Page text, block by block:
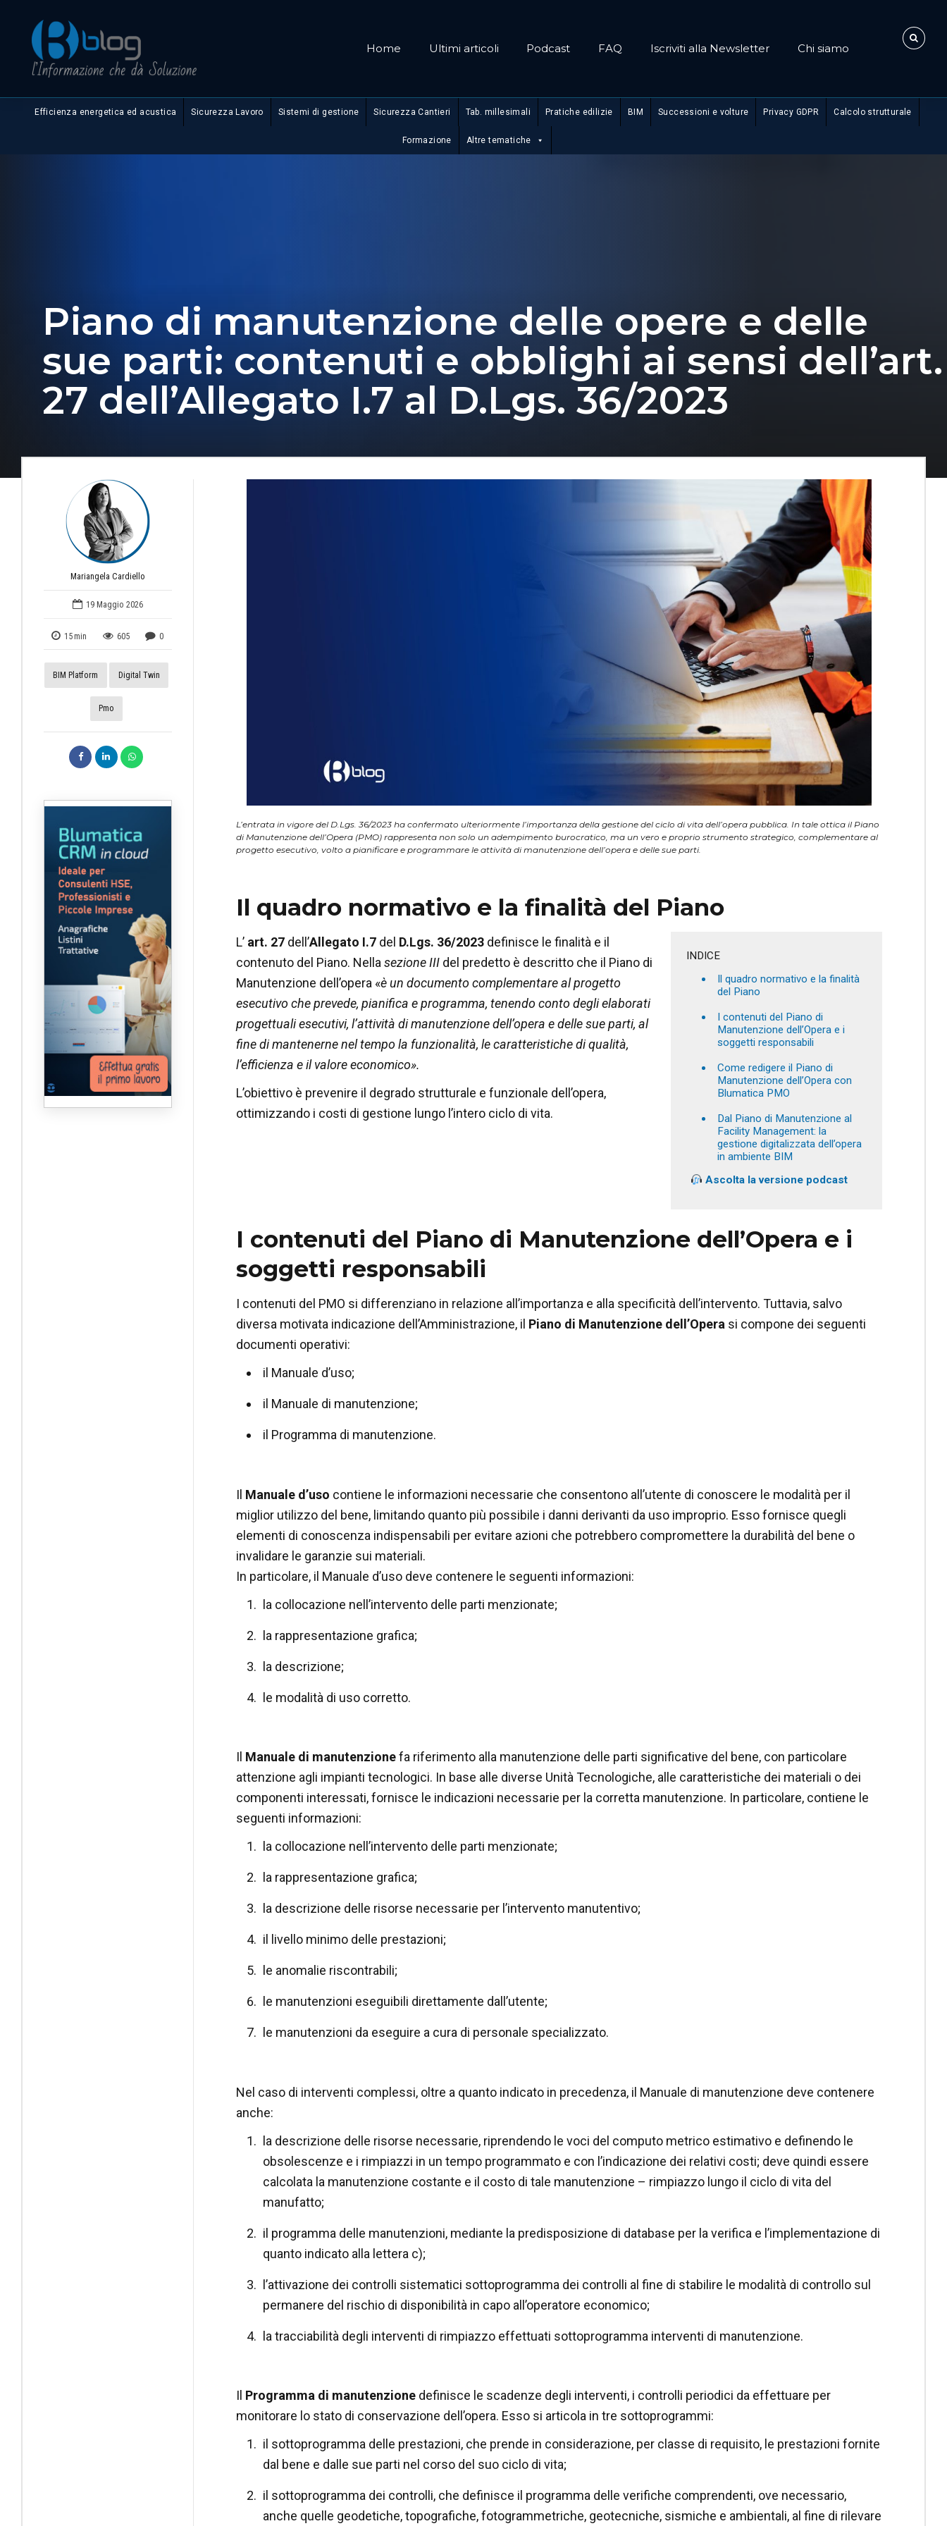
Home Ultimi articoli Podcast FAQ Iscriviti alla Newsletter Chi siamo
Efficienza energetica ed acustica Sicurezza Lavoro Sistemi di gestione Sicurezza Cantieri Tab. millesimali Pratiche edilizie BIM Successioni e volture Privacy GDPR Calcolo strutturale
Formazione Altre tematiche
Piano di manutenzione delle opere e delle
sue parti: contenuti e obblighi ai sensi dell’art.
27 dell’Allegato I.7 al D.Lgs. 36/2023
Mariangela Cardiello
19 Maggio 2026
15 min 605 0
BIM Platform Digital Twin
Pmo
L’entrata in vigore del D.Lgs. 36/2023 ha confermato ulteriormente l’importanza della gestione del ciclo di vita dell’opera pubblica. In tale ottica il Piano
di Manutenzione dell’Opera (PMO) rappresenta non solo un adempimento burocratico, ma un vero e proprio strumento strategico, complementare al
progetto esecutivo, volto a pianificare e programmare le attività di manutenzione dell’opera e delle sue parti.
Il quadro normativo e la finalità del Piano
INDICE
Il quadro normativo e la finalità
del Piano
I contenuti del Piano di
Manutenzione dell’Opera e i
soggetti responsabili
Come redigere il Piano di
Manutenzione dell’Opera con
Blumatica PMO
Dal Piano di Manutenzione al
Facility Management: la
gestione digitalizzata dell’opera
in ambiente BIM
Ascolta la versione podcast
L’art. 27 dell’Allegato I.7 del D.Lgs. 36/2023 definisce le finalità e il
contenuto del Piano. Nella sezione IIIdel predetto è descritto che il Piano di
Manutenzione dell’opera «è un documento complementare al progetto
esecutivo che prevede, pianifica e programma, tenendo conto degli elaborati
progettuali esecutivi, l’attività di manutenzione dell’opera e delle sue parti, al
fine di mantenerne nel tempo la funzionalità, le caratteristiche di qualità,
l’efficienza e il valore economico».
L’obiettivo è prevenire il degrado strutturale e funzionale dell’opera,
ottimizzando i costi di gestione lungo l’intero ciclo di vita.
I contenuti del Piano di Manutenzione dell’Opera e i
soggetti responsabili
I contenuti del PMO si differenziano in relazione all’importanza e alla specificità dell’intervento. Tuttavia, salvo
diversa motivata indicazione dell’Amministrazione, il Piano di Manutenzione dell’Opera si compone dei seguenti
documenti operativi:
il Manuale d’uso;
il Manuale di manutenzione;
il Programma di manutenzione.
Il Manuale d’uso contiene le informazioni necessarie che consentono all’utente di conoscere le modalità per il
miglior utilizzo del bene, limitando quanto più possibile i danni derivanti da uso improprio. Esso fornisce quegli
elementi di conoscenza indispensabili per evitare azioni che potrebbero compromettere la durabilità del bene o
invalidare le garanzie sui materiali.
In particolare, il Manuale d’uso deve contenere le seguenti informazioni:
la collocazione nell’intervento delle parti menzionate;
la rappresentazione grafica;
la descrizione;
le modalità di uso corretto.
Il Manuale di manutenzionefa riferimento alla manutenzione delle parti significative del bene, con particolare
attenzione agli impianti tecnologici. In base alle diverse Unità Tecnologiche, alle caratteristiche dei materiali o dei
componenti interessati, fornisce le indicazioni necessarie per la corretta manutenzione. In particolare, contiene le
seguenti informazioni:
la collocazione nell’intervento delle parti menzionate;
la rappresentazione grafica;
la descrizione delle risorse necessarie per l’intervento manutentivo;
il livello minimo delle prestazioni;
le anomalie riscontrabili;
le manutenzioni eseguibili direttamente dall’utente;
le manutenzioni da eseguire a cura di personale specializzato.
Nel caso di interventi complessi, oltre a quanto indicato in precedenza, il Manuale di manutenzione deve contenere
anche:
la descrizione delle risorse necessarie, riprendendo le voci del computo metrico estimativo e definendo le
obsolescenze e i rimpiazzi in un tempo programmato e con l’indicazione dei relativi costi; deve quindi essere
calcolata la manutenzione costante e il costo di tale manutenzione – rimpiazzo lungo il ciclo di vita del
manufatto;
il programma delle manutenzioni, mediante la predisposizione di database per la verifica e l’implementazione di
quanto indicato alla lettera c);
l’attivazione dei controlli sistematici sottoprogramma dei controlli al fine di stabilire le modalità di controllo sul
permanere del rischio di disponibilità in capo all’operatore economico;
la tracciabilità degli interventi di rimpiazzo effettuati sottoprogramma interventi di manutenzione.
Il Programma di manutenzionedefinisce le scadenze degli interventi, i controlli periodici da effettuare per
monitorare lo stato di conservazione dell’opera. Esso si articola in tre sottoprogrammi:
il sottoprogramma delle prestazioni, che prende in considerazione, per classe di requisito, le prestazioni fornite
dal bene e dalle sue parti nel corso del suo ciclo di vita;
il sottoprogramma dei controlli, che definisce il programma delle verifiche comprendenti, ove necessario,
anche quelle geodetiche, topografiche, fotogrammetriche, geotecniche, sismiche e ambientali, al fine di rilevare